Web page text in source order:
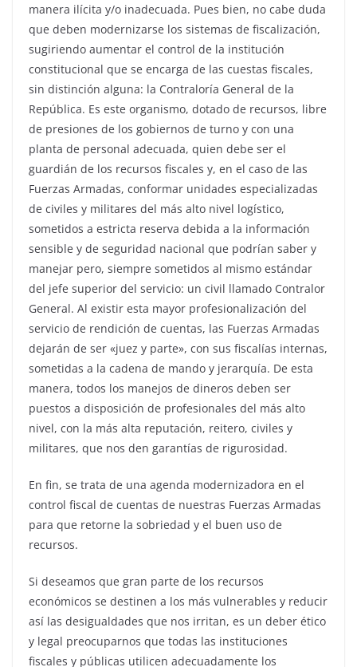
manera ilícita y/o inadecuada. Pues bien, no cabe duda
que deben modernizarse los sistemas de fiscalización,
sugiriendo aumentar el control de la institución
constitucional que se encarga de las cuestas fiscales,
sin distinción alguna: la Contraloría General de la
República. Es este organismo, dotado de recursos, libre
de presiones de los gobiernos de turno y con una
planta de personal adecuada, quien debe ser el
guardián de los recursos fiscales y, en el caso de las
Fuerzas Armadas, conformar unidades especializadas
de civiles y militares del más alto nivel logístico,
sometidos a estricta reserva debida a la información
sensible y de seguridad nacional que podrían saber y
manejar pero, siempre sometidos al mismo estándar
del jefe superior del servicio: un civil llamado Contralor
General. Al existir esta mayor profesionalización del
servicio de rendición de cuentas, las Fuerzas Armadas
dejarán de ser «juez y parte», con sus fiscalías internas,
sometidas a la cadena de mando y jerarquía. De esta
manera, todos los manejos de dineros deben ser
puestos a disposición de profesionales del más alto
nivel, con la más alta reputación, reitero, civiles y
militares, que nos den garantías de rigurosidad.
En fin, se trata de una agenda modernizadora en el
control fiscal de cuentas de nuestras Fuerzas Armadas
para que retorne la sobriedad y el buen uso de
recursos.
Si deseamos que gran parte de los recursos
económicos se destinen a los más vulnerables y reducir
así las desigualdades que nos irritan, es un deber ético
y legal preocuparnos que todas las instituciones
fiscales y públicas utilicen adecuadamente los